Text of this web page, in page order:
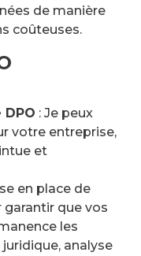
de manière
coûteuses.
: Je peux
votre entreprise,
et
en place de
que vos
les
analyse